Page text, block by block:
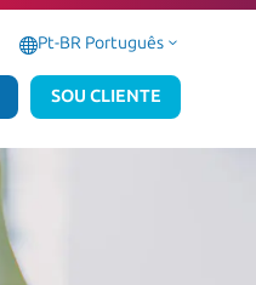
Pt-BR Português 3
Serviços Profissionais Microsoft
SOU CLIENTE